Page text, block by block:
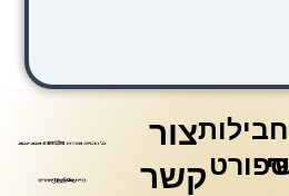
חבילות
ספורט
צור
קשר